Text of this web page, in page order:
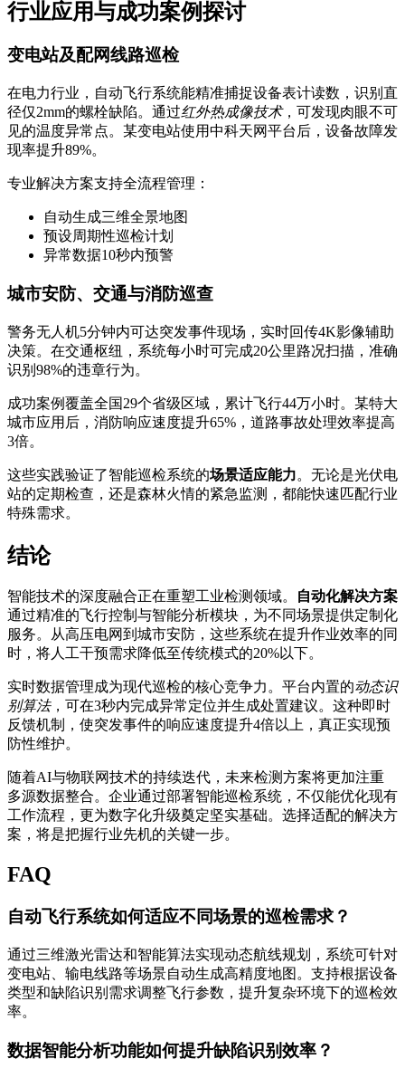
行业应用与成功案例探讨
变电站及配网线路巡检
在电力行业，自动飞行系统能精准捕捉设备表计读数，识别直
径仅2mm的螺栓缺陷。通过红外热成像技术，可发现肉眼不可
见的温度异常点。某变电站使用中科天网平台后，设备故障发
现率提升89%。
专业解决方案支持全流程管理：
自动生成三维全景地图
预设周期性巡检计划
异常数据10秒内预警
城市安防、交通与消防巡查
警务无人机5分钟内可达突发事件现场，实时回传4K影像辅助
决策。在交通枢纽，系统每小时可完成20公里路况扫描，准确
识别98%的违章行为。
成功案例覆盖全国29个省级区域，累计飞行44万小时。某特大
城市应用后，消防响应速度提升65%，道路事故处理效率提高
3倍。
这些实践验证了智能巡检系统的场景适应能力。无论是光伏电
站的定期检查，还是森林火情的紧急监测，都能快速匹配行业
特殊需求。
结论
智能技术的深度融合正在重塑工业检测领域。
自动化解决方案
通过精准的飞行控制与智能分析模块，为不同场景提供定制化
服务。从高压电网到城市安防，这些系统在提升作业效率的同
时，将人工干预需求降低至传统模式的20%以下。
实时数据管理成为现代巡检的核心竞争力。平台内置的动态识
别算法，可在3秒内完成异常定位并生成处置建议。这种即时
反馈机制，使突发事件的响应速度提升4倍以上，真正实现预
防性维护。
随着AI与物联网技术的持续迭代，未来检测方案将更加注重
多源数据整合。企业通过部署智能巡检系统，不仅能优化现有
工作流程，更为数字化升级奠定坚实基础。选择适配的解决方
案，将是把握行业先机的关键一步。
FAQ
自动飞行系统如何适应不同场景的巡检需求？
通过三维激光雷达和智能算法实现动态航线规划，系统可针对
变电站、输电线路等场景自动生成高精度地图。支持根据设备
类型和缺陷识别需求调整飞行参数，提升复杂环境下的巡检效
率。
数据智能分析功能如何提升缺陷识别效率？